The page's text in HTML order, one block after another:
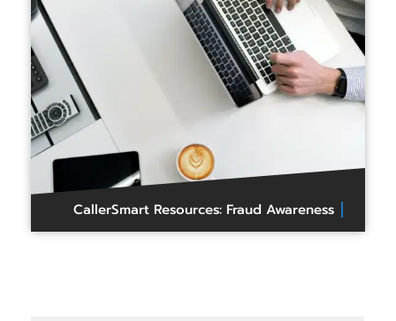
CallerSmart Resources: Fraud Awareness